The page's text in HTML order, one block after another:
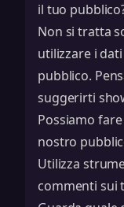
il tuo
Non si tratta
utilizzare i
pubblico.
suggerirti
Possiamo
nostro
Utilizza
commenti sui